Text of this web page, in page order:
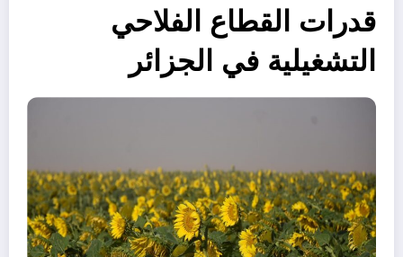
قدرات القطاع الفلاحي
التشغيلية في الجزائر